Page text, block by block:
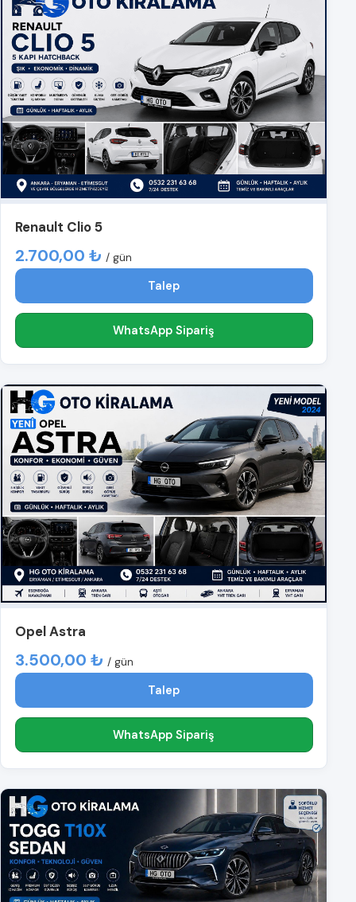
Renault Clio 5
2.700,00 ₺ / gün
Talep
WhatsApp Sipariş
Opel Astra
3.500,00 ₺ / gün
Talep
WhatsApp Sipariş